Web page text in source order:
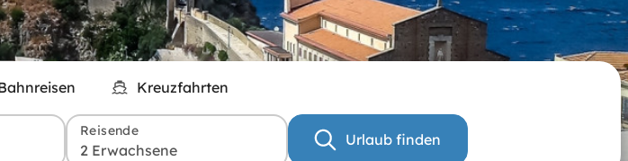
Kreuzfahrten
Reisende
2 Erwachsene
Urlaub finden